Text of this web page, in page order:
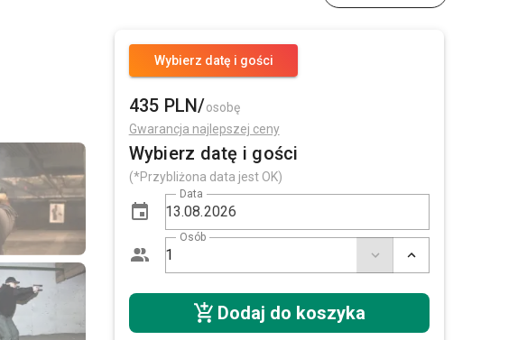
Wybierz datę i gości
435 PLN/osobę
Gwarancja najlepszej ceny
Wybierz datę i gości
(*Przybliżona data jest OK)
Data
Osób
Dodaj do koszyka